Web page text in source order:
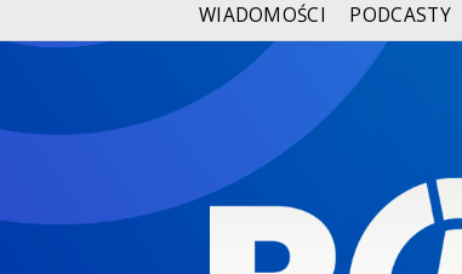
WIADOMOŚCI PODCASTY